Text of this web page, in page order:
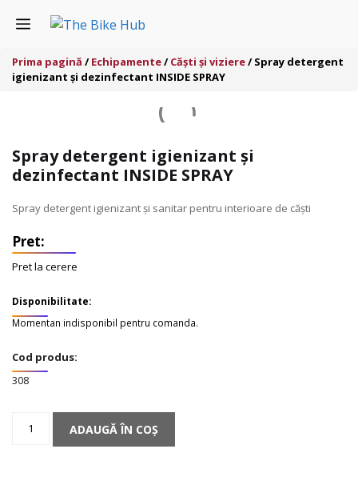
Menu
Prima pagină /Echipamente/Căști și viziere/ Spray detergent
igienizant și dezinfectant INSIDE SPRAY
Spray detergent igienizant și
dezinfectant INSIDE SPRAY
Spray detergent igienizant și sanitar pentru interioare de căști
Pret la cerere
Disponibilitate:
Momentan indisponibil pentru comanda.
Cod produs:
308
Spray
detergent
ADAUGĂ ÎN COȘ